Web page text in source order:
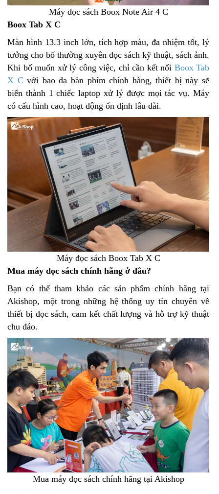
Máy đọc sách Boox Note Air 4 C
Boox Tab X C
Màn hình 13.3 inch lớn, tích hợp màu, đa nhiệm tốt, lý
tưởng cho bố thường xuyên đọc sách kỹ thuật, sách ảnh.
Khi bố muốn xử lý công việc, chỉ cần kết nối Boox Tab
X C với bao da bàn phím chính hãng, thiết bị này sẽ
biến thành 1 chiếc laptop xử lý được mọi tác vụ. Máy
có cấu hình cao, hoạt động ổn định lâu dài.
Máy đọc sách Boox Tab X C
Mua máy đọc sách chính hãng ở đâu?
Bạn có thể tham khảo các sản phẩm chính hãng tại
Akishop, một trong những hệ thống uy tín chuyên về
thiết bị đọc sách, cam kết chất lượng và hỗ trợ kỹ thuật
chu đáo.
Mua máy đọc sách chính hãng tại Akishop